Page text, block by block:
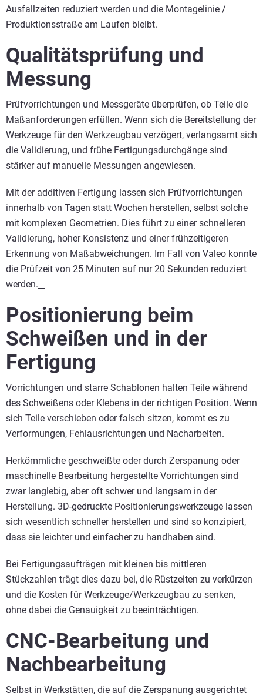
Ausfallzeiten reduziert werden und die Montagelinie /
Produktionsstraße am Laufen bleibt.
Qualitätsprüfung und
Messung
Prüfvorrichtungen und Messgeräte überprüfen, ob Teile die
Maßanforderungen erfüllen. Wenn sich die Bereitstellung der
Werkzeuge für den Werkzeugbau verzögert, verlangsamt sich
die Validierung, und frühe Fertigungsdurchgänge sind
stärker auf manuelle Messungen angewiesen.
Mit der additiven Fertigung lassen sich Prüfvorrichtungen
innerhalb von Tagen statt Wochen herstellen, selbst solche
mit komplexen Geometrien. Dies führt zu einer schnelleren
Validierung, hoher Konsistenz und einer frühzeitigeren
Erkennung von Maßabweichungen. Im Fall von Valeo konnte
die Prüfzeit von 25 Minuten auf nur 20 Sekunden reduziert
werden.
Positionierung beim
Schweißen und in der
Fertigung
Vorrichtungen und starre Schablonen halten Teile während
des Schweißens oder Klebens in der richtigen Position. Wenn
sich Teile verschieben oder falsch sitzen, kommt es zu
Verformungen, Fehlausrichtungen und Nacharbeiten.
Herkömmliche geschweißte oder durch Zerspanung oder
maschinelle Bearbeitung hergestellte Vorrichtungen sind
zwar langlebig, aber oft schwer und langsam in der
Herstellung. 3D-gedruckte Positionierungswerkzeuge lassen
sich wesentlich schneller herstellen und sind so konzipiert,
dass sie leichter und einfacher zu handhaben sind.
Bei Fertigungsaufträgen mit kleinen bis mittleren
Stückzahlen trägt dies dazu bei, die Rüstzeiten zu verkürzen
und die Kosten für Werkzeuge/Werkzeugbau zu senken,
ohne dabei die Genauigkeit zu beeinträchtigen.
CNC-Bearbeitung und
Nachbearbeitung
Selbst in Werkstätten, die auf die Zerspanung ausgerichtet